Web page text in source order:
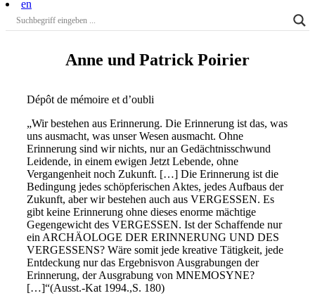
en
Anne und Patrick Poirier
Dépôt de mémoire et d’oubli
„Wir bestehen aus Erinnerung. Die Erinnerung ist das, was
uns ausmacht, was unser Wesen ausmacht. Ohne
Erinnerung sind wir nichts, nur an Gedächtnisschwund
Leidende, in einem ewigen Jetzt Lebende, ohne
Vergangenheit noch Zukunft. […] Die Erinnerung ist die
Bedingung jedes schöpferischen Aktes, jedes Aufbaus der
Zukunft, aber wir bestehen auch aus VERGESSEN. Es
gibt keine Erinnerung ohne dieses enorme mächtige
Gegengewicht des VERGESSEN. Ist der Schaffende nur
ein ARCHÄOLOGE DER ERINNERUNG UND DES
VERGESSENS? Wäre somit jede kreative Tätigkeit, jede
Entdeckung nur das Ergebnisvon Ausgrabungen der
Erinnerung, der Ausgrabung von MNEMOSYNE?
[…]“(Ausst.-Kat 1994.,S. 180)